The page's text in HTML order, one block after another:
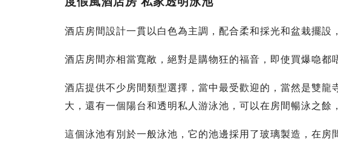
酒店房間設計一貫以白色為主調，配合柔和採光和盆栽擺設
酒店房間亦相當寬敞，絕對是購物狂的福音，即使買爆喼都
酒店提供不少房間類型選擇，當中最受歡迎的，當然是雙龍
大，還有一個陽台和透明私人游泳池，可以在房間暢泳之餘
這個泳池有別於一般泳池，它的池邊採用了玻璃製造，在房